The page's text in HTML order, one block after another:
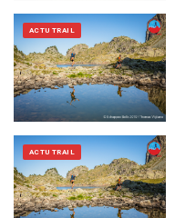
ACTU TRAIL
ACTU TRAIL